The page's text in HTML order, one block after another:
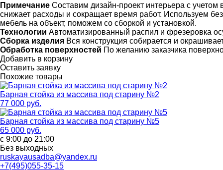
Примечание Составим дизайн-проект интерьера с
снижает расходы и сокращает время работ. Используем
мебель на объект, поможем со сборкой и установкой.
Технологии Автоматизированный распил и фрезеровка
Сборка изделия Вся конструкция собирается и
Обработка поверхностей По желанию заказчика
Добавить в корзину
Оставить заявку
Похожие товары
Барная стойка из массива под старину №2
77 000 руб.
Барная стойка из массива под старину №5
65 000 руб.
с 9:00 до 21:00
Без выходных
ruskayausadba@yandex.ru
+7(495)055-35-15